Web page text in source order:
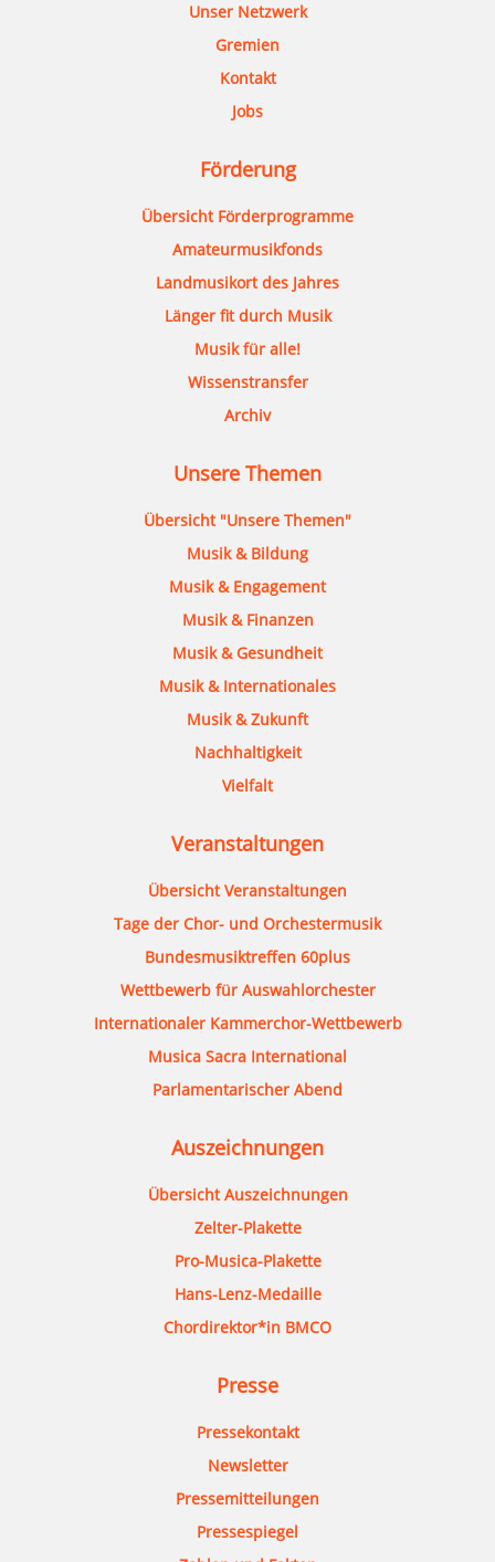
Unser Netzwerk
Gremien
Kontakt
Jobs
Förderung
Übersicht Förderprogramme
Amateurmusikfonds
Landmusikort des Jahres
Länger fit durch Musik
Musik für alle!
Wissenstransfer
Archiv
Unsere Themen
Übersicht "Unsere Themen"
Musik & Bildung
Musik & Engagement
Musik & Finanzen
Musik & Gesundheit
Musik & Internationales
Musik & Zukunft
Nachhaltigkeit
Vielfalt
Veranstaltungen
Übersicht Veranstaltungen
Tage der Chor- und Orchestermusik
Bundesmusiktreffen 60plus
Wettbewerb für Auswahlorchester
Internationaler Kammerchor-Wettbewerb
Musica Sacra International
Parlamentarischer Abend
Auszeichnungen
Übersicht Auszeichnungen
Zelter-Plakette
Pro-Musica-Plakette
Hans-Lenz-Medaille
Chordirektor*in BMCO
Presse
Pressekontakt
Newsletter
Pressemitteilungen
Pressespiegel